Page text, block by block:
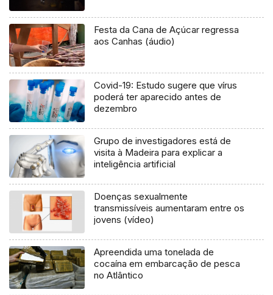
Festa da Cana de Açúcar regressa
aos Canhas (áudio)
Covid-19: Estudo sugere que vírus
poderá ter aparecido antes de
dezembro
Grupo de investigadores está de
visita à Madeira para explicar a
inteligência artificial
Doenças sexualmente
transmissíveis aumentaram entre os
jovens (vídeo)
Apreendida uma tonelada de
cocaína em embarcação de pesca
no Atlântico